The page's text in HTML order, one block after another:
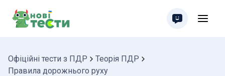
Офіційні тести з ПДР
Теорія ПДР
Правила дорожнього руху